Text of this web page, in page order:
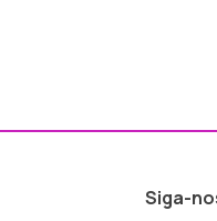
Siga-